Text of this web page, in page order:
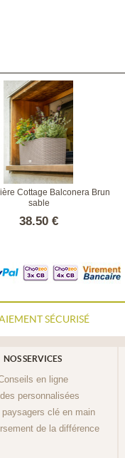
Cottage Balconera Brun
sable
38.50 €
SÉCURISÉ
NOS SERVICES
en ligne
personnalisées
paysagers clé en main
de la différence